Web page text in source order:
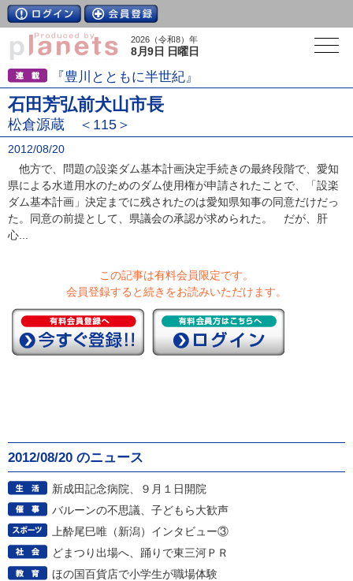
2026（令和8）年
8月9日 日曜日
『豊川とともに半世紀』
石田芳弘前犬山市長
松倉源蔵 ＜115＞
2012/08/20
他方で、問題の設楽ダム基本計画決定手続きの最終段階で、愛知
県による水道用水のためのダム使用権が申請されたことで、「設楽
ダム基本計画」決定までに残されたのは愛知県知事の同意だけだっ
た。同意の前提として、県議会の承認が求められた。 だが、肝
心...
この記事は有料会員限定です。
会員登録すると続きをお読みいただけます。
2012/08/20 のニュース
新成田記念病院、９月１日開院
バルーンの不思議、子どもら大歓声
上酔尾巳唯（新潟）インタビュー③
どまつり出場へ、踊りで東三河ＰＲ
ほの国百貨店で小学生が職場体験